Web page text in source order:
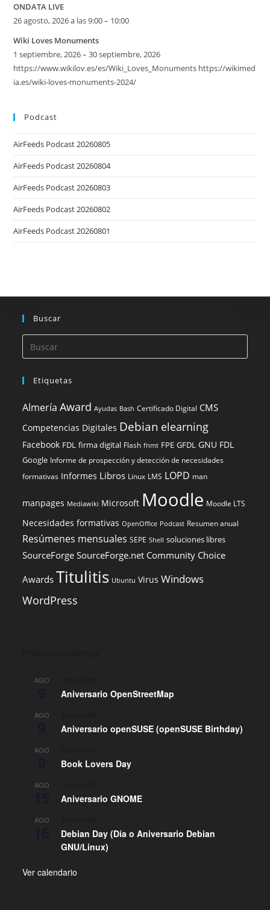
ONDATA LIVE
26 agosto, 2026 a las 9:00 – 10:00
Wiki Loves Monuments
1 septiembre, 2026 – 30 septiembre, 2026
https://www.wikilov.es/es/Wiki_Loves_Monuments https://wikimed
ia.es/wiki-loves-monuments-2024/
Podcast
AirFeeds Podcast 20260805
AirFeeds Podcast 20260804
AirFeeds Podcast 20260803
AirFeeds Podcast 20260802
AirFeeds Podcast 20260801
Buscar
Etiquetas
Almería Award Ayudas Bash Certificado Digital CMS
Competencias Digitales Debian elearning
Facebook FDL firma digital Flash fnmt FPE GFDL GNU FDL
Google Informe de prospección y detección de necesidades
formativas Informes Libros Linux LMS LOPD man
manpages Mediawiki Microsoft Moodle Moodle LTS
Necesidades formativas OpenOffice Podcast Resumen anual
Resúmenes mensuales SEPE Shell soluciones libres
SourceForge SourceForge.net Community Choice
Awards Titulitis Ubuntu Virus Windows
WordPress
AGO
Aniversario OpenStreetMap
AGO
Aniversario openSUSE (openSUSE Birthday)
AGO
Book Lovers Day
AGO
Aniversario GNOME
AGO
Debian Day (Día o Aniversario Debian
GNU/Linux)
Ver calendario